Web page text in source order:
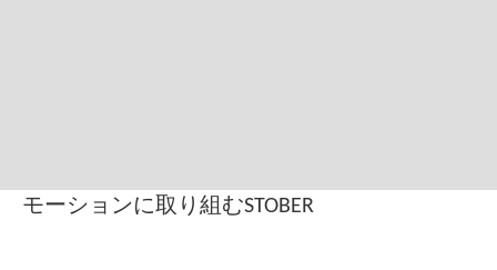
モーションに取り組むSTOBER